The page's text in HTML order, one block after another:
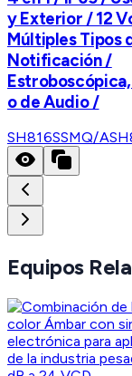
y Exterior / 12
Múltiples Tipos
Notificación /
o de Audio /
SH816SSMQ/A
Equipos